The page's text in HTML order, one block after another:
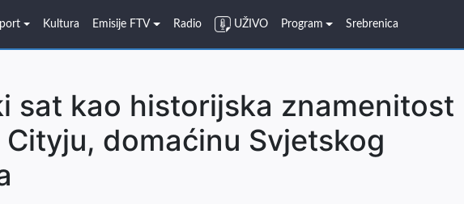
Kultura Emisije FTV Radio UŽIVO Program Srebrenica
sat kao historijska znamenitost
domaćinu Svjetskog